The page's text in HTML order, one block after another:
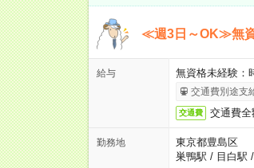
≪週3日～OK≫無資
給与 無資格未経験
交通費別途支
交通費 交通費全
勤務地
東京都豊島区
巣鴨駅 / 目白駅 /